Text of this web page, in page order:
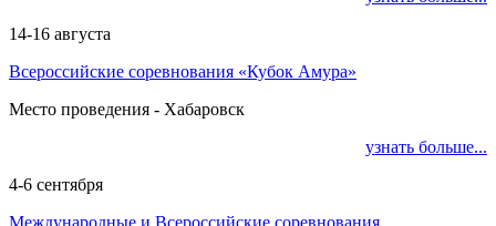
14-16 августа
Всероссийские соревнования «Кубок Амура»
Место проведения - Хабаровск
узнать больше...
4-6 сентября